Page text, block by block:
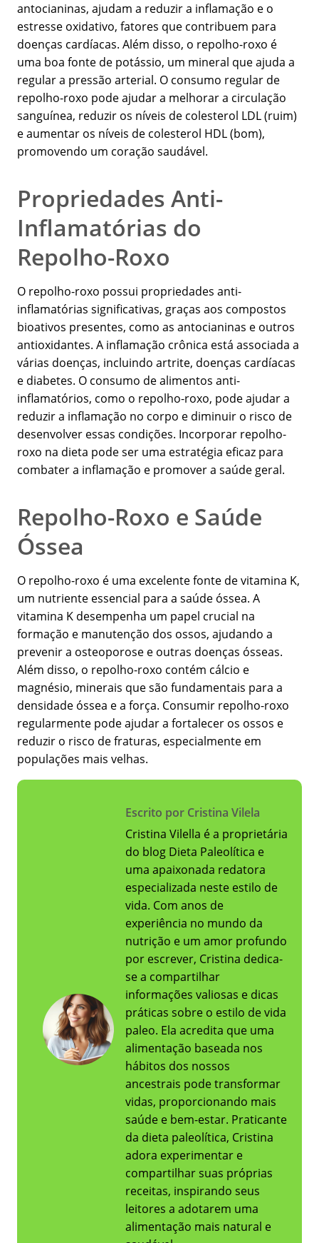
antocianinas, ajudam a reduzir a inflamação e o
estresse oxidativo, fatores que contribuem para
doenças cardíacas. Além disso, o repolho-roxo é
uma boa fonte de potássio, um mineral que ajuda a
regular a pressão arterial. O consumo regular de
repolho-roxo pode ajudar a melhorar a circulação
sanguínea, reduzir os níveis de colesterol LDL (ruim)
e aumentar os níveis de colesterol HDL (bom),
promovendo um coração saudável.
Propriedades Anti-
Inflamatórias do
Repolho-Roxo
O repolho-roxo possui propriedades anti-
inflamatórias significativas, graças aos compostos
bioativos presentes, como as antocianinas e outros
antioxidantes. A inflamação crônica está associada a
várias doenças, incluindo artrite, doenças cardíacas
e diabetes. O consumo de alimentos anti-
inflamatórios, como o repolho-roxo, pode ajudar a
reduzir a inflamação no corpo e diminuir o risco de
desenvolver essas condições. Incorporar repolho-
roxo na dieta pode ser uma estratégia eficaz para
combater a inflamação e promover a saúde geral.
Repolho-Roxo e Saúde
Óssea
O repolho-roxo é uma excelente fonte de vitamina K,
um nutriente essencial para a saúde óssea. A
vitamina K desempenha um papel crucial na
formação e manutenção dos ossos, ajudando a
prevenir a osteoporose e outras doenças ósseas.
Além disso, o repolho-roxo contém cálcio e
magnésio, minerais que são fundamentais para a
densidade óssea e a força. Consumir repolho-roxo
regularmente pode ajudar a fortalecer os ossos e
reduzir o risco de fraturas, especialmente em
populações mais velhas.
Escrito por Cristina Vilela
Cristina Vilella é a proprietária
do blog Dieta Paleolítica e
uma apaixonada redatora
especializada neste estilo de
vida. Com anos de
experiência no mundo da
nutrição e um amor profundo
por escrever, Cristina dedica-
se a compartilhar
informações valiosas e dicas
práticas sobre o estilo de vida
paleo. Ela acredita que uma
alimentação baseada nos
hábitos dos nossos
ancestrais pode transformar
vidas, proporcionando mais
saúde e bem-estar. Praticante
da dieta paleolítica, Cristina
adora experimentar e
compartilhar suas próprias
receitas, inspirando seus
leitores a adotarem uma
alimentação mais natural e